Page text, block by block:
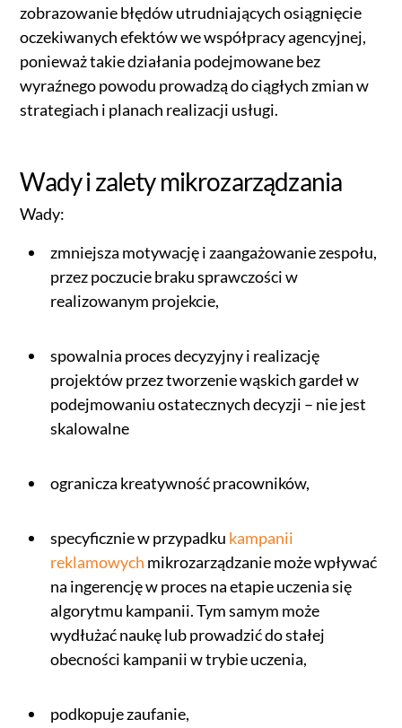
zobrazowanie błędów utrudniających osiągnięcie
oczekiwanych efektów we współpracy agencyjnej,
ponieważ takie działania podejmowane bez
wyraźnego powodu prowadzą do ciągłych zmian w
strategiach i planach realizacji usługi.
Wady i zalety mikrozarządzania
Wady:
zmniejsza motywację i zaangażowanie zespołu,
przez poczucie braku sprawczości w
realizowanym projekcie,
spowalnia proces decyzyjny i realizację
projektów przez tworzenie wąskich gardeł w
podejmowaniu ostatecznych decyzji – nie jest
skalowalne
ogranicza kreatywność pracowników,
specyficznie w przypadku kampanii
reklamowych mikrozarządzanie może wpływać
na ingerencję w proces na etapie uczenia się
algorytmu kampanii. Tym samym może
wydłużać naukę lub prowadzić do stałej
obecności kampanii w trybie uczenia,
podkopuje zaufanie,